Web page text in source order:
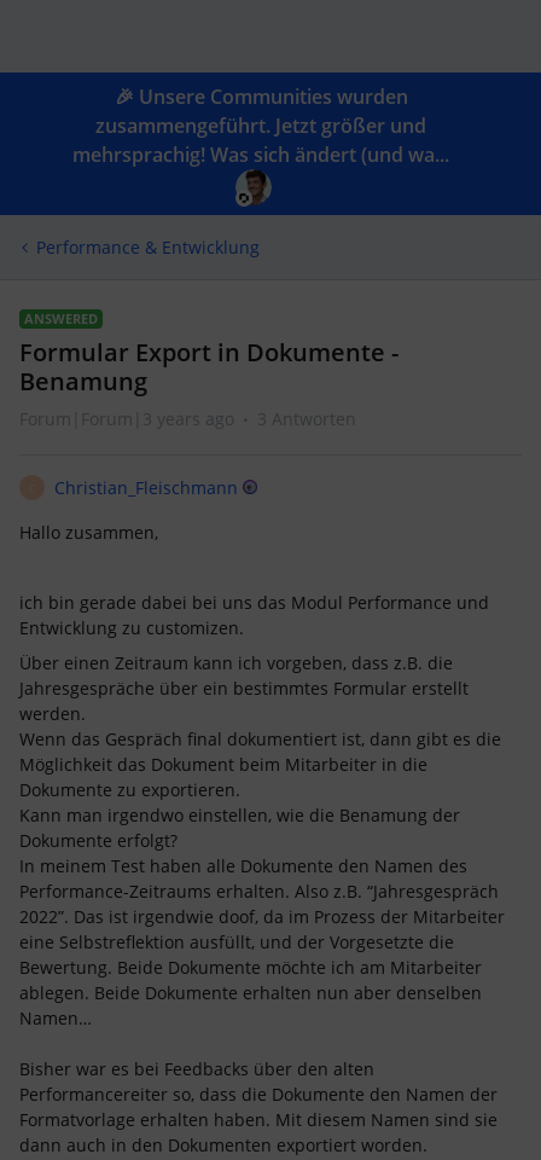
🎉 Unsere Communities wurden
zusammengeführt. Jetzt größer und
mehrsprachig! Was sich ändert (und wa...
Performance & Entwicklung
ANSWERED
Formular Export in Dokumente -
Benamung
Forum|Forum|3 years ago 3 Antworten
Christian_Fleischmann
Hallo zusammen,
ich bin gerade dabei bei uns das Modul Performance und
Entwicklung zu customizen.
Über einen Zeitraum kann ich vorgeben, dass z.B. die
Jahresgespräche über ein bestimmtes Formular erstellt
werden.
Wenn das Gespräch final dokumentiert ist, dann gibt es die
Möglichkeit das Dokument beim Mitarbeiter in die
Dokumente zu exportieren.
Kann man irgendwo einstellen, wie die Benamung der
Dokumente erfolgt?
In meinem Test haben alle Dokumente den Namen des
Performance-Zeitraums erhalten. Also z.B. “Jahresgespräch
2022”. Das ist irgendwie doof, da im Prozess der Mitarbeiter
eine Selbstreflektion ausfüllt, und der Vorgesetzte die
Bewertung. Beide Dokumente möchte ich am Mitarbeiter
ablegen. Beide Dokumente erhalten nun aber denselben
Namen…
Bisher war es bei Feedbacks über den alten
Performancereiter so, dass die Dokumente den Namen der
Formatvorlage erhalten haben. Mit diesem Namen sind sie
dann auch in den Dokumenten exportiert worden.